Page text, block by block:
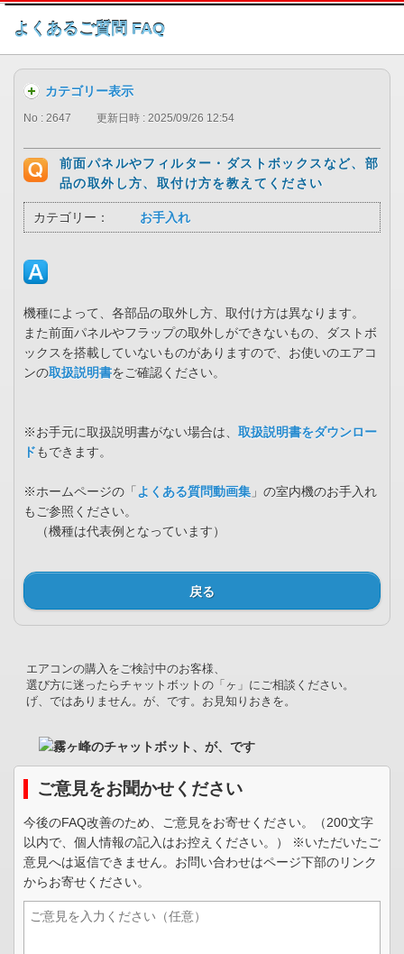
このページの本文へ
よくあるご質問 FAQ
カテゴリー表示
No : 2647 更新日時 : 2025/09/26 12:54
前面パネルやフィルター・ダストボックスなど、部
品の取外し方、取付け方を教えてください
カテゴリー： お手入れ
機種によって、各部品の取外し方、取付け方は異なります。
また前面パネルやフラップの取外しができないもの、ダストボ
ックスを搭載していないものがありますので、お使いのエアコ
ンの取扱説明書をご確認ください。
※お手元に取扱説明書がない場合は、 取扱説明書をダウンロー
ドもできます。
※ホームページの「 よくある質問動画集 」の室内機のお手入れ
もご参照ください。
（機種は代表例となっています）
戻る
エアコンの購入をご検討中のお客様、
選び方に迷ったらチャットボットの「ヶ」にご相談ください。
げ、ではありません。が、です。お見知りおきを。
ご意見をお聞かせください
今後のFAQ改善のため、ご意見をお寄せください。（200文字
以内で、個人情報の記入はお控えください。） ※いただいたご
意見へは返信できません。お問い合わせはページ下部のリンク
からお寄せください。